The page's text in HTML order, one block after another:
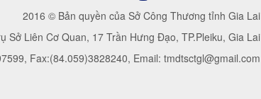
2016 © Bản quyền của Sở Công Thương tỉnh Gia Lai
Sở Liên Cơ Quan, 17 Trần Hưng Đạo, TP.Pleiku, Gia Lai
Fax:(84.059)3828240, Email: tmdtsctgl@gmail.com